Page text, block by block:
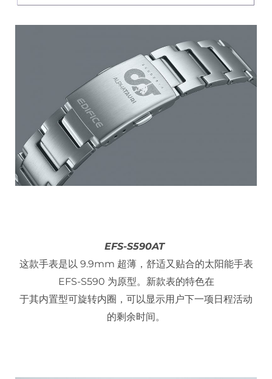
EFS-S590AT
这款手表是以 9.9mm 超薄，舒适又贴合的太阳能手表
EFS-S590 为原型。新款表的特色在
于其内置型可旋转内圈，可以显示用户下一项日程活动
的剩余时间。